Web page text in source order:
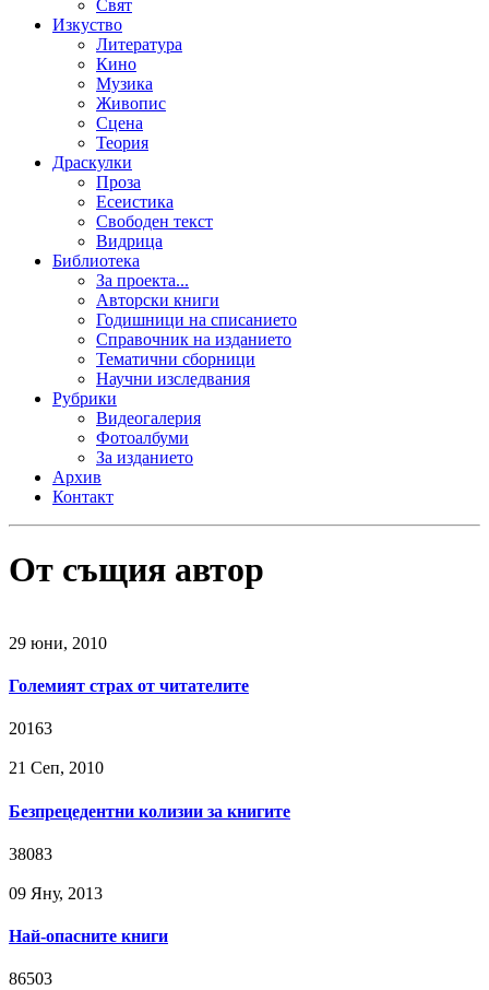
Свят
Изкуство
Литература
Кино
Музика
Живопис
Сцена
Теория
Драскулки
Проза
Есеистика
Свободен текст
Видрица
Библиотека
За проекта...
Авторски книги
Годишници на списанието
Справочник на изданието
Тематични сборници
Научни изследвания
Рубрики
Видеогалерия
Фотоалбуми
За изданието
Архив
Контакт
От същия автор
29 юни, 2010
Големият страх от читателите
20163
21 Сeп, 2010
Безпрецедентни колизии за книгите
38083
09 Яну, 2013
Най-опасните книги
86503